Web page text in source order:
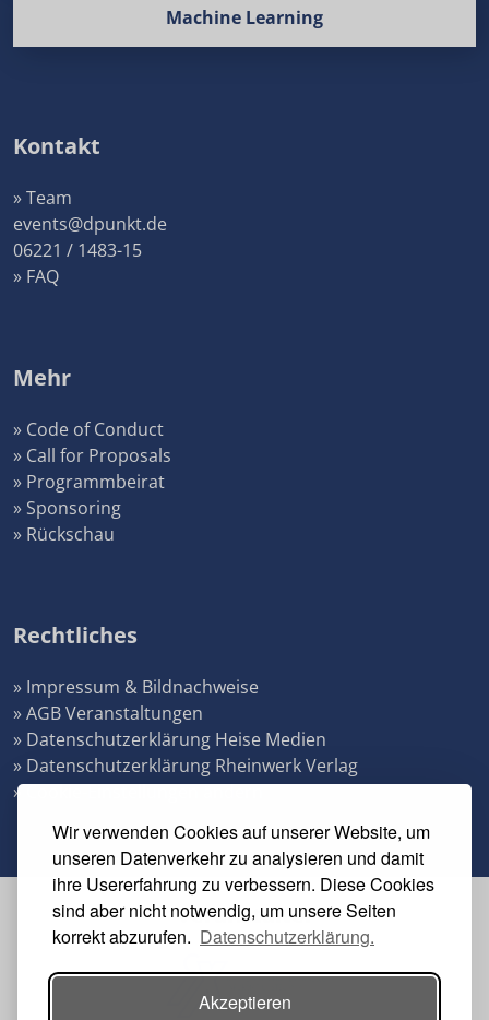
Wir verwenden Cookies auf unserer Website, um
unseren Datenverkehr zu analysieren und damit
ihre Usererfahrung zu verbessern. Diese Cookies
sind aber nicht notwendig, um unsere Seiten
korrekt abzurufen. Datenschutzerklärung.
Akzeptieren
Machine Learning
Kontakt
» Team
events@dpunkt.de
06221 / 1483-15
» FAQ
Mehr
» Code of Conduct
» Call for Proposals
» Programmbeirat
» Sponsoring
» Rückschau
Rechtliches
» Impressum & Bildnachweise
» AGB Veranstaltungen
» Datenschutzerklärung Heise Medien
» Datenschutzerklärung Rheinwerk Verlag
» Cookie-Einstellungen ändern
Veranstalter